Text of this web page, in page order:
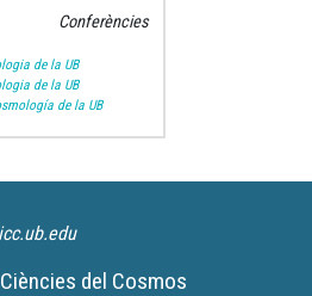
Conferències
de la UB
de la UB
de la UB
del Cosmos